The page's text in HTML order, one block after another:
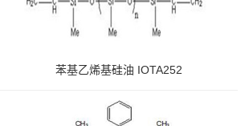
苯基乙烯基硅油 IOTA252